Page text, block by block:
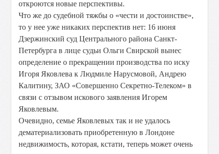
откроются новые перспективы.
Что же до судебной тяжбы о «чести и достоинстве»,
то у нее уже никаких перспектив нет: 16 июня
Дзержинский суд Центрального района Санкт-
Петербурга в лице судьи Ольги Свирской вынес
определение о прекращении производства по иску
Игоря Яковлева к Людмиле Нарусмовой, Андрею
Калитину, ЗАО «Совершенно Секретно-Телеком» в
связи с отзывом искового заявления Игорем
Яковлевым.
Очевидно, семье Яковлевых так и не удалось
дематериализовать приобретенную в Лондоне
недвижимость, которая, кстати, теперь может очень